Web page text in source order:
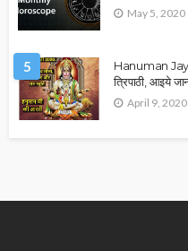
May 5, 2020
5
Hanuman
त्रिपाठी, आइये
April 9, 2020